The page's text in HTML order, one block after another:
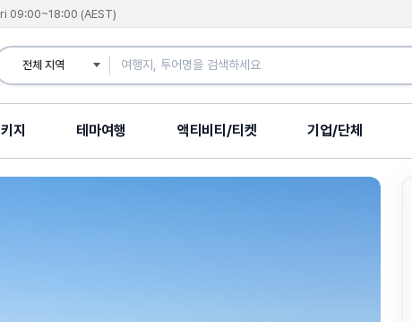
09:00~18:00 (AEST)
지 테마여행 액티비티/티켓 기업/단체